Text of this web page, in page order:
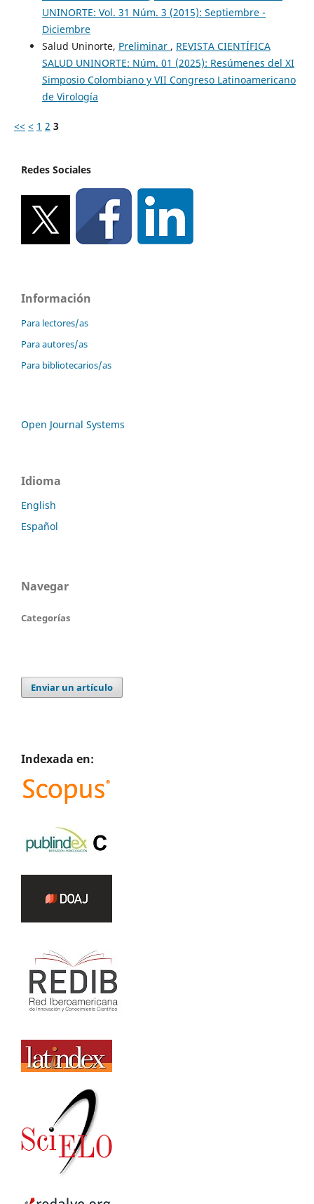
UNINORTE: Vol. 31 Núm. 3 (2015): Septiembre -
Diciembre
Salud Uninorte, Preliminar , REVISTA CIENTÍFICA
SALUD UNINORTE: Núm. 01 (2025): Resúmenes del XI
Simposio Colombiano y VII Congreso Latinoamericano
de Virología
<< < 1 2 3
Redes Sociales
Información
Para lectores/as
Para autores/as
Para bibliotecarios/as
Open Journal Systems
Idioma
English
Español
Navegar
Categorías
Enviar un artículo
Indexada en: